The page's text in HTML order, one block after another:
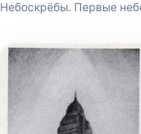
Небоскрёбы. Первые